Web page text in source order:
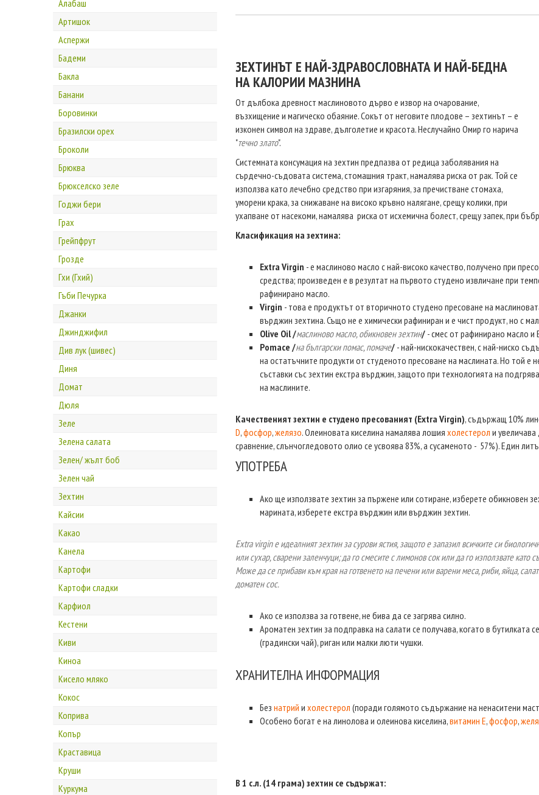
Алабаш
Артишок
Аспержи
Бадеми
Бакла
Банани
Боровинки
Бразилски орех
Броколи
Брюква
Брюкселско зеле
Годжи бери
Грах
Грейпфрут
Грозде
Гхи (Гхий)
Гъби Печурка
Джанки
Джинджифил
Див лук (шивес)
Диня
Домат
Дюля
Зеле
Зелена салата
Зелен/ жълт боб
Зелен чай
Зехтин
Кайсии
Какао
Канела
Картофи
Картофи сладки
Карфиол
Кестени
Киви
Киноа
Кисело мляко
Кокос
Коприва
Копър
Краставица
Круши
Куркума
ЗЕХТИНЪТ Е НАЙ-ЗДРАВОСЛОВНАТА И НАЙ-БЕДНА
НА КАЛОРИИ МАЗНИНА
От дълбока древност маслиновото дърво е извор на очарование,
възхищение и магическо обаяние. Сокът от неговите плодове – зехтинът – е
изконен символ на здраве, дълголетие и красота. Неслучайно Омир го нарича
"течно злато".
Системната консумация на зехтин предпазва от редица заболявания на
сърдечно-съдовата система, стомашния тракт, намалява риска от рак. Той се
използва като лечебно средство при изгаряния, за пречистване стомаха,
уморени крака, за снижаване на високо кръвно налягане, срещу колики, при
ухапване от насекоми, намалява риска от исхемична болест, срещу запек, при
Класификация на зехтина:
Extra Virgin - е маслиново масло с най-високо качество, получено при
средства; произведен е в резултат на първото студено извличане при
рафинирано масло.
Virgin - това е продуктът от вторичното студено пресоване на
върджин зехтина. Също не е химически рафиниран и е чист продукт, но с
Olive Oil /маслиново масло, обикновен зехтин/ - смес от рафинирано масло и
Pomace /на български помас, помаче/ - най-нискокачествен, с най-ниско
на остатъчните продукти от студеното пресоване на маслината. Но той е
съставки със зехтин екстра върджин, защото при технологията на
на маслините.
Качественият зехтин е студено пресованият (Extra Virgin), съдържащ 10%
D,фосфор,желязо. Олеиновата киселина намалява лошия холестерол и
сравнение, слънчогледовото олио се усвоява 83%, а сусаменото - 57%). Един
УПОТРЕБА
Ако ще използвате зехтин за пържене или сотиране, изберете обикновен
марината, изберете екстра върджин или върджин зехтин.
Extra virgin е идеалният зехтин за сурови ястия, защото е запазил всичките си
или сухар, сварени заленчуци; да го смесите с лимонов сок или да го използвате като
Може да се прибави към края на готвенето на печени или варени меса, риби, яйца,
доматен сос.
Ако се използва за готвене, не бива да се загрява силно.
Ароматен зехтин за подправка на салати се получава, когато в бутилката
(градински чай), риган или малки люти чушки.
ХРАНИТЕЛНА ИНФОРМАЦИЯ
Без натрий и холестерол (поради голямото съдържание на ненаситени
Особено богат е на линолова и олеинова киселина,витамин Е,фосфор,
В 1 с.л. (14 грама) зехтин се съдържат: